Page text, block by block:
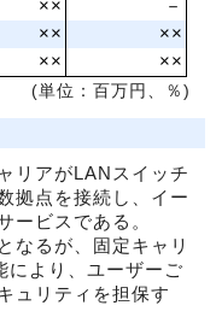
××
－
××
××
××
××
(単位：百万円、％)
リアがLANスイッチ
拠点を接続し、イー
ービスである。
なるが、固定キャリ
により、ユーザーご
ュリティを担保す